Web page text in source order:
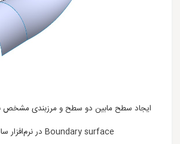
ایجاد سطح مابین دو سطح و مرزبندی مشخص با
Boundary surface در نرم‌افزار سالیدورک